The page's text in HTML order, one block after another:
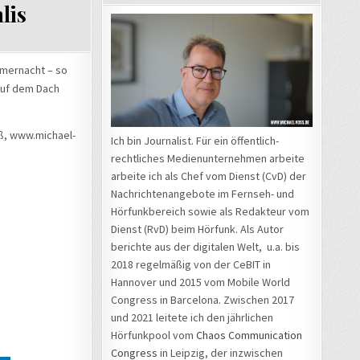
– so
dem Dach
www.michael-
Ich bin Journalist. Für ein öffentlich-
rechtliches Medienunternehmen arbeite
arbeite ich als Chef vom Dienst (CvD) der
Nachrichtenangebote im Fernseh- und
Hörfunkbereich sowie als Redakteur vom
Dienst (RvD) beim Hörfunk. Als Autor
berichte aus der digitalen Welt, u.a. bis
2018 regelmäßig von der CeBIT in
Hannover und 2015 vom Mobile World
Congress in Barcelona. Zwischen 2017
und 2021 leitete ich den jährlichen
Hörfunkpool vom Chaos Communication
Congress in Leipzig, der inzwischen